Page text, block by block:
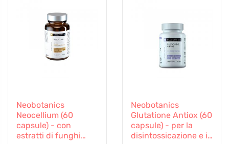
Neobotanics
Neocellium (60
capsule) - con
estratti di funghi
Neobotanics
Glutatione Antiox (60
capsule) - per la
disintossicazione e il